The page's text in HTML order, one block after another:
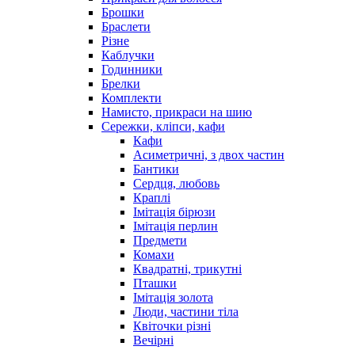
Брошки
Браслети
Різне
Каблучки
Годинники
Брелки
Комплекти
Намисто, прикраси на шию
Сережки, кліпси, кафи
Кафи
Асиметричні, з двох частин
Бантики
Сердця, любовь
Краплі
Імітація бірюзи
Імітація перлин
Предмети
Комахи
Квадратні, трикутні
Пташки
Імітація золота
Люди, частини тіла
Квіточки різні
Вечірні